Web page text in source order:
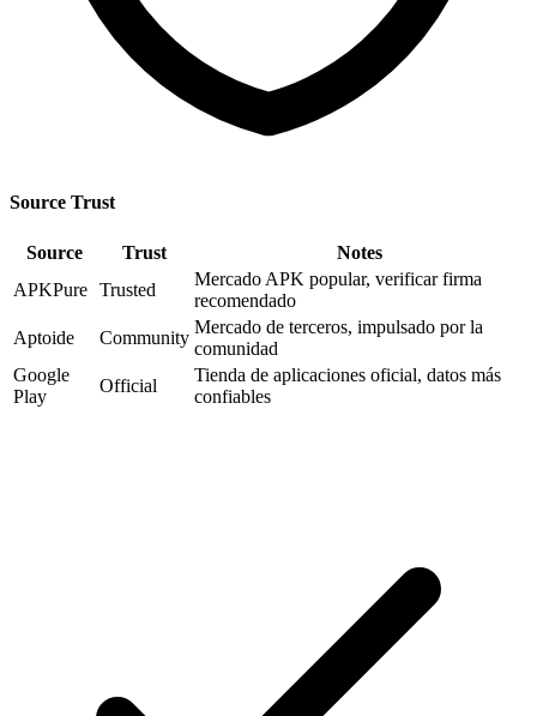
Source Trust
Source Trust
Notes
APKPure Trusted
Mercado APK popular, verificar firma
recomendado
Aptoide
Community
Mercado de terceros, impulsado por la
comunidad
Google
Play
Official
Tienda de aplicaciones oficial, datos más
confiables